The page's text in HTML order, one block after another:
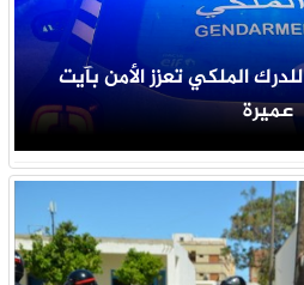
الملكي تعزز الأمن بآيت
عميرة